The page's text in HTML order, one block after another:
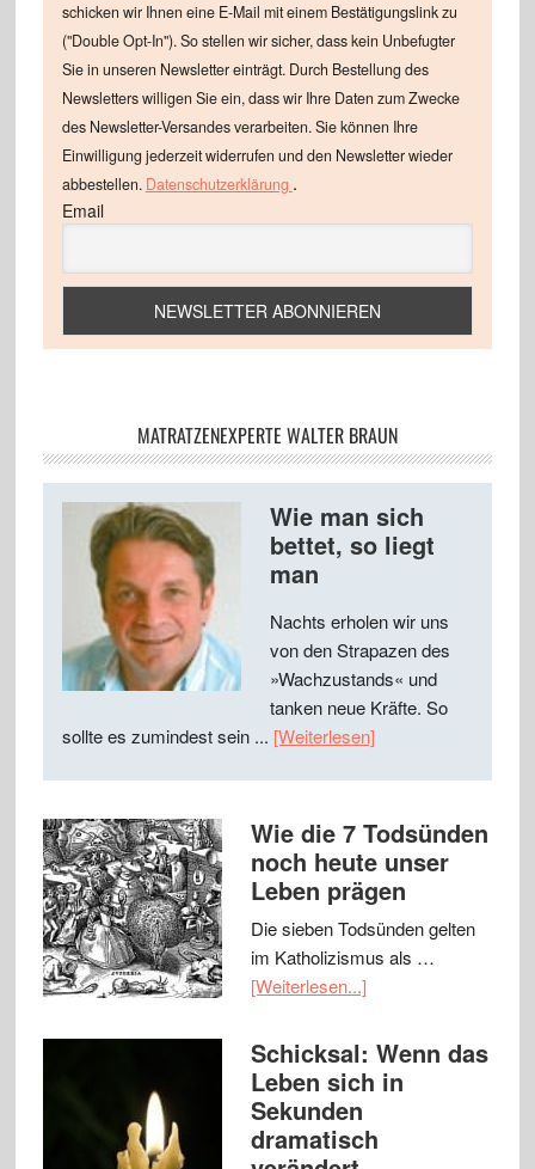
schicken wir Ihnen eine E-Mail mit einem Bestätigungslink zu
("Double Opt-In"). So stellen wir sicher, dass kein Unbefugter
Sie in unseren Newsletter einträgt. Durch Bestellung des
Newsletters willigen Sie ein, dass wir Ihre Daten zum Zwecke
des Newsletter-Versandes verarbeiten. Sie können Ihre
Einwilligung jederzeit widerrufen und den Newsletter wieder
abbestellen. Datenschutzerklärung .
Email
MATRATZENEXPERTE WALTER BRAUN
Wie man sich
bettet, so liegt
man
Nachts erholen wir uns
von den Strapazen des
»Wachzustands« und
tanken neue Kräfte. So
sollte es zumindest sein ... [Weiterlesen]
Wie die 7 Todsünden
noch heute unser
Leben prägen
Die sieben Todsünden gelten
im Katholizismus als …
[Weiterlesen...]
Schicksal: Wenn das
Leben sich in
Sekunden
dramatisch